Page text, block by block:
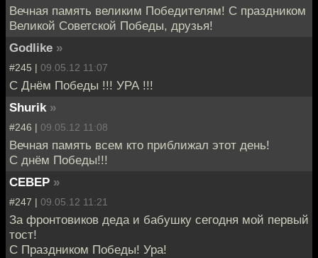
Вечная память великим Победителям! С праздником
Великой Советской Победы, друзья!
Godlike »
#245 | 09.05.12 11:07
С Днём Победы !!! УРА !!!
Shurik »
#246 | 09.05.12 11:08
Вечная память всем кто приближал этот день!
С днём Победы!!!
CEBEP »
#247 | 09.05.12 11:21
За фронтовиков деда и бабушку сегодня мой первый
тост!
С Праздником Победы! Ура!